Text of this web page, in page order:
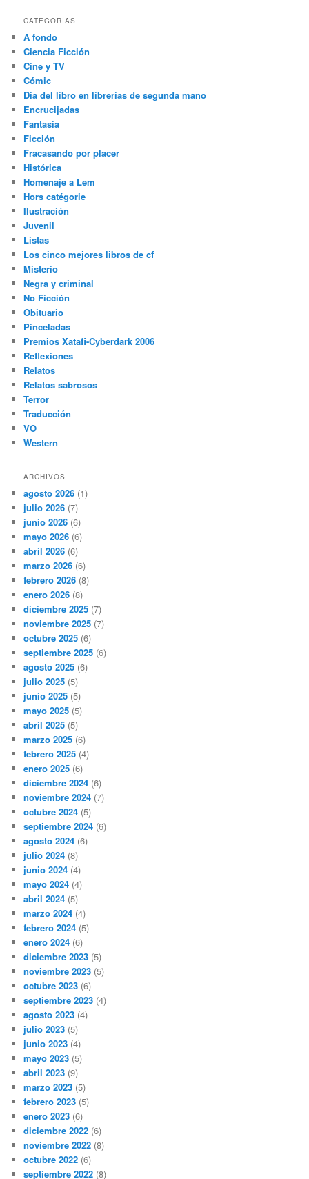
CATEGORÍAS
A fondo
Ciencia Ficción
Cine y TV
Cómic
Día del libro en librerías de segunda mano
Encrucijadas
Fantasía
Ficción
Fracasando por placer
Histórica
Homenaje a Lem
Hors catégorie
Ilustración
Juvenil
Listas
Los cinco mejores libros de cf
Misterio
Negra y criminal
No Ficción
Obituario
Pinceladas
Premios Xatafi-Cyberdark 2006
Reflexiones
Relatos
Relatos sabrosos
Terror
Traducción
VO
Western
ARCHIVOS
agosto 2026 (1)
julio 2026 (7)
junio 2026 (6)
mayo 2026 (6)
abril 2026 (6)
marzo 2026 (6)
febrero 2026 (8)
enero 2026 (8)
diciembre 2025 (7)
noviembre 2025 (7)
octubre 2025 (6)
septiembre 2025 (6)
agosto 2025 (6)
julio 2025 (5)
junio 2025 (5)
mayo 2025 (5)
abril 2025 (5)
marzo 2025 (6)
febrero 2025 (4)
enero 2025 (6)
diciembre 2024 (6)
noviembre 2024 (7)
octubre 2024 (5)
septiembre 2024 (6)
agosto 2024 (6)
julio 2024 (8)
junio 2024 (4)
mayo 2024 (4)
abril 2024 (5)
marzo 2024 (4)
febrero 2024 (5)
enero 2024 (6)
diciembre 2023 (5)
noviembre 2023 (5)
octubre 2023 (6)
septiembre 2023 (4)
agosto 2023 (4)
julio 2023 (5)
junio 2023 (4)
mayo 2023 (5)
abril 2023 (9)
marzo 2023 (5)
febrero 2023 (5)
enero 2023 (6)
diciembre 2022 (6)
noviembre 2022 (8)
octubre 2022 (6)
septiembre 2022 (8)